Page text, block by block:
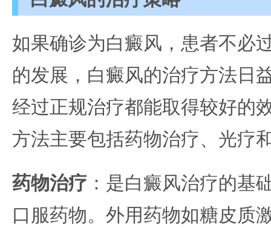
如果确诊为白癜风，患者不必
的发展，白癜风的治疗方法日
经过正规治疗都能取得较好的
方法主要包括药物治疗、光疗
药物治疗 ：是白癜风治疗的基
口服药物。外用药物如糖皮质